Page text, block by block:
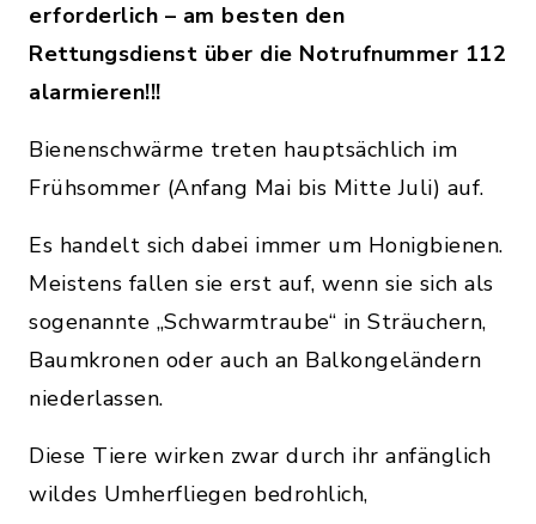
erforderlich – am besten den
Rettungsdienst über die Notrufnummer 112
alarmieren!!!
Bienenschwärme treten hauptsächlich im
Frühsommer (Anfang Mai bis Mitte Juli) auf.
Es handelt sich dabei immer um Honigbienen.
Meistens fallen sie erst auf, wenn sie sich als
sogenannte „Schwarmtraube“ in Sträuchern,
Baumkronen oder auch an Balkongeländern
niederlassen.
Diese Tiere wirken zwar durch ihr anfänglich
wildes Umherfliegen bedrohlich,